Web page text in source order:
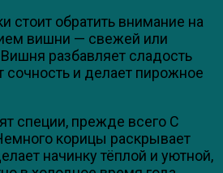
стоит обратить внимание на
вишни — свежей или
разбавляет сладость
сочность и делает пирожное
специи, прежде всего С
корицы раскрывает
начинку тёплой и уютной,